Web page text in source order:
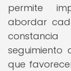
permite
abordar
seguimiento
que